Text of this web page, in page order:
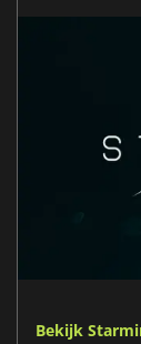
Bekijk